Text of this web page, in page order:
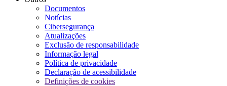
Documentos
Notícias
Cibersegurança
Atualizações
Exclusão de responsabilidade
Informação legal
Política de privacidade
Declaração de acessibilidade
Definições de cookies